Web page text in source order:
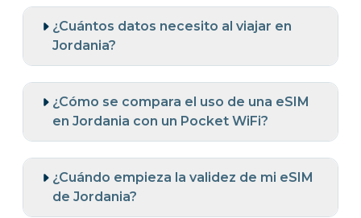
¿Cuántos datos necesito al viajar en
Jordania?
¿Cómo se compara el uso de una eSIM
en Jordania con un Pocket WiFi?
¿Cuándo empieza la validez de mi eSIM
de Jordania?